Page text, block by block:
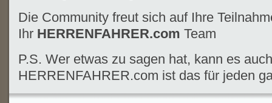
Die Community freut sich auf Ihre
Ihr HERRENFAHRER.com Team
P.S. Wer etwas zu sagen hat, kann es
HERRENFAHRER.com ist das für jeden